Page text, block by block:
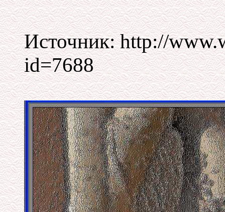
Источник: http://
id=7688